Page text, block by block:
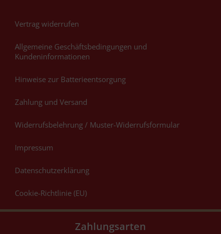
Vertrag widerrufen
Allgemeine Geschäftsbedingungen und
Kundeninformationen
Hinweise zur Batterieentsorgung
Zahlung und Versand
Widerrufsbelehrung / Muster-Widerrufsformular
Impressum
Datenschutzerklärung
Cookie-Richtlinie (EU)
Zahlungsarten